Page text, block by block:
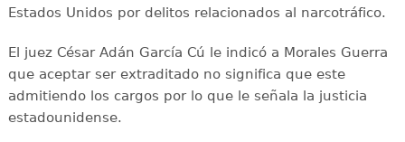
Estados Unidos por delitos relacionados al narcotráfico.
El juez César Adán García Cú le indicó a Morales Guerra
que aceptar ser extraditado no significa que este
admitiendo los cargos por lo que le señala la justicia
estadounidense.